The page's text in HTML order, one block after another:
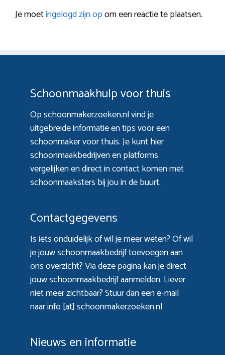
Je moetingelogd zijn opom een reactie te plaatsen.
Schoonmaakhulp voor thuis
Op schoonmakerzoeken.nl vind je
uitgebreide informatie en tips voor een
schoonmaker voor thuis. Je kunt hier
schoonmaakbedrijven en platforms
vergelijken en direct in contact komen met
schoonmaaksters bij jou in de buurt.
Contactgegevens
Is iets onduidelijk of wil je meer weten? Of wil
je jouw schoonmaakbedrijf toevoegen aan
ons overzicht? Viadeze paginakan je direct
jouw schoonmaakbedrijf aanmelden. Liever
niet meer zichtbaar? Stuur dan een e-mail
naar info [at] schoonmakerzoeken.nl
Nieuws en informatie